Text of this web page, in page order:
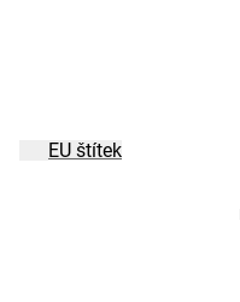
EU štítek